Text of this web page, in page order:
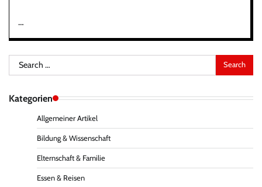
…
Search
for:
Kategorien
Allgemeiner Artikel
Bildung & Wissenschaft
Elternschaft & Familie
Essen & Reisen